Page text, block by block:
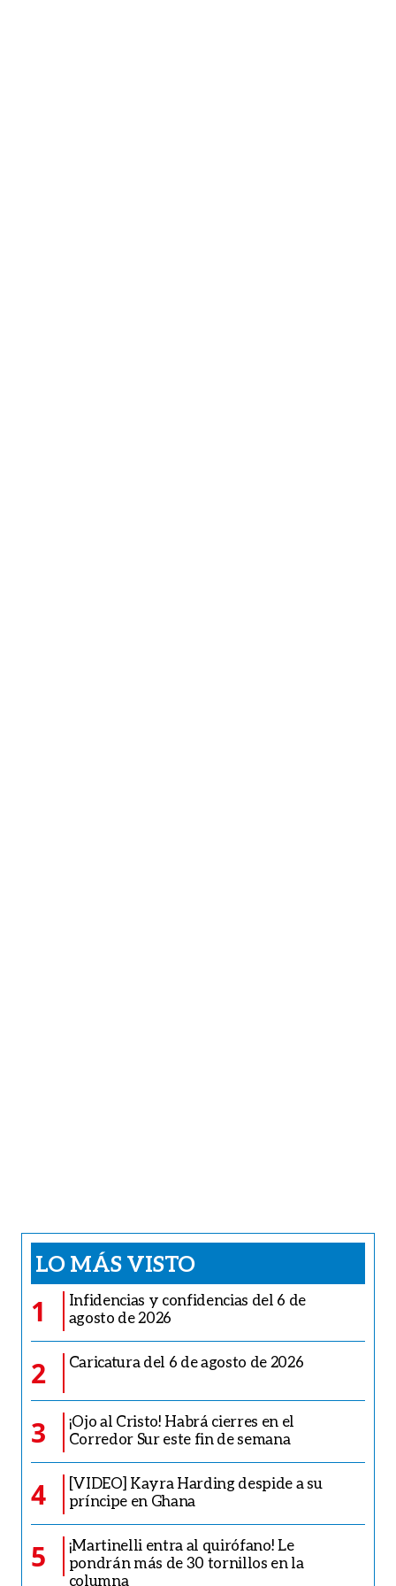
LO MÁS VISTO
1
Infidencias y confidencias del 6 de
agosto de 2026
2 Caricatura del 6 de agosto de 2026
3
¡Ojo al Cristo! Habrá cierres en el
Corredor Sur este fin de semana
4
[VIDEO] Kayra Harding despide a su
príncipe en Ghana
5
¡Martinelli entra al quirófano! Le
pondrán más de 30 tornillos en la
columna